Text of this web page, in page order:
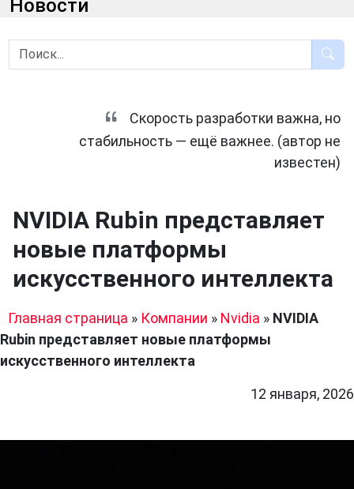
Новости
Скорость разработки важна, но
стабильность — ещё важнее. (автор не
известен)
NVIDIA Rubin представляет
новые платформы
искусственного интеллекта
Главная страница » Компании » Nvidia » NVIDIA
Rubin представляет новые платформы
искусственного интеллекта
12 января, 2026